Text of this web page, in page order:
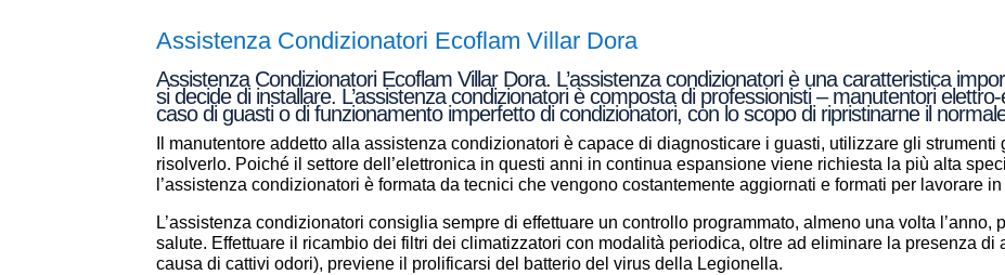
Assistenza Condizionatori Ecoflam Villar Dora
Assistenza Condizionatori Ecoflam Villar Dora. L’assistenza condizionatori è una caratteristica
si decide di installare. L’assistenza condizionatori è composta di professionisti – manutentori
caso di guasti o di funzionamento imperfetto di condizionatori, con lo scopo di ripristinarne il
Il manutentore addetto alla assistenza condizionatori è capace di diagnosticare i guasti, utilizzare gli
risolverlo. Poiché il settore dell’elettronica in questi anni in continua espansione viene richiesta la più alta
l’assistenza condizionatori è formata da tecnici che vengono costantemente aggiornati e formati per lavorare
L’assistenza condizionatori consiglia sempre di effettuare un controllo programmato, almeno una volta l’anno,
salute. Effettuare il ricambio dei filtri dei climatizzatori con modalità periodica, oltre ad eliminare la presenza di
causa di cattivi odori), previene il prolificarsi del batterio del virus della Legionella.